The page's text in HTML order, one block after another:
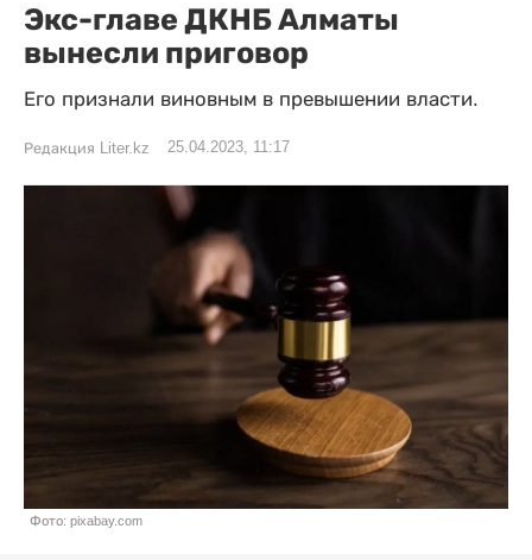
Экс-главе ДКНБ Алматы
вынесли приговор
Его признали виновным в превышении власти.
Редакция Liter.kz 25.04.2023, 11:17
Фото: pixabay.com